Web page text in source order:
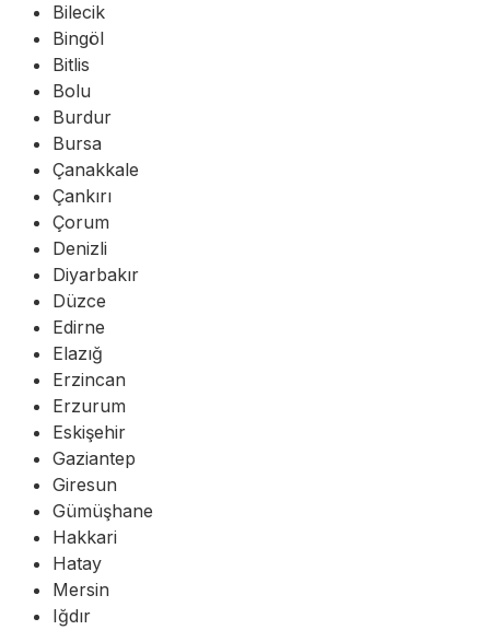
Bilecik
Bingöl
Bitlis
Bolu
Burdur
Bursa
Çanakkale
Çankırı
Çorum
Denizli
Diyarbakır
Düzce
Edirne
Elazığ
Erzincan
Erzurum
Eskişehir
Gaziantep
Giresun
Gümüşhane
Hakkari
Hatay
Mersin
Iğdır